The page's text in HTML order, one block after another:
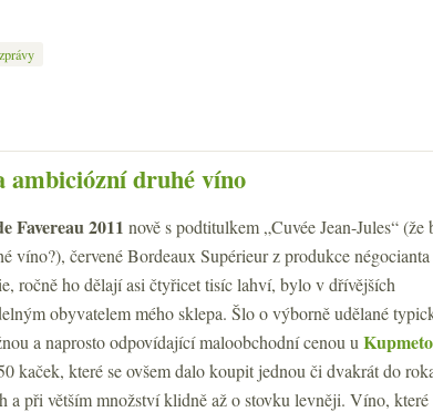
zprávy
ambiciózní druhé víno
Favereau 2011 nově s podtitulkem „Cuvée Jean-Jules“ (že
víno?), červené Bordeaux Supérieur z produkce négocianta
ročně ho dělají asi čtyřicet tisíc lahví, bylo v dřívějších
obyvatelem mého sklepa. Šlo o výborně udělané
a naprosto odpovídající maloobchodní cenou u Kupmeto
kaček, které se ovšem dalo koupit jednou či dvakrát do
a při větším množství klidně až o stovku levněji. Víno, které